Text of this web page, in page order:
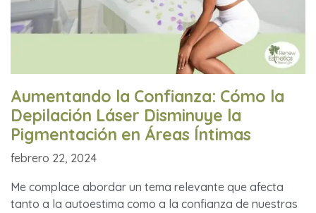
Aumentando la Confianza: Cómo la
Depilación Láser Disminuye la
Pigmentación en Áreas Íntimas
febrero 22, 2024
Me complace abordar un tema relevante que afecta
tanto a la autoestima como a la confianza de nuestras